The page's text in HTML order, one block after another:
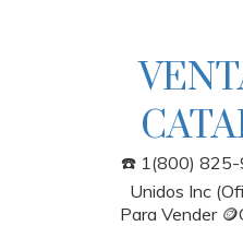
☎️ 1(800) 825-
Unidos Inc
Para Vender